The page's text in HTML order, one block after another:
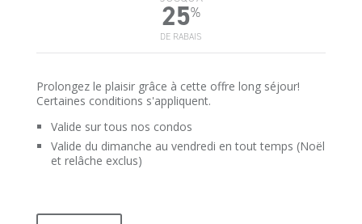
25%
DE RABAIS
Prolongez le plaisir grâce à cette offre long séjour!
Certaines conditions s'appliquent.
Valide sur tous nos condos
Valide du dimanche au vendredi en tout temps (Noël
et relâche exclus)